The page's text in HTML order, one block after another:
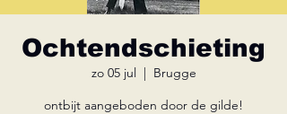
Ochtendschieting
zo 05 jul
  |
Brugge
ontbijt aangeboden door de gilde!